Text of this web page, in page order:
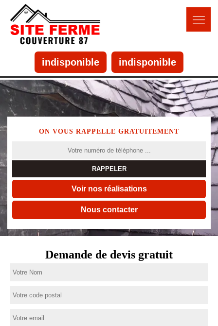
indisponible indisponible
ON VOUS RAPPELLE GRATUITEMENT
Voir nos réalisations
Nous contacter
Demande de devis gratuit